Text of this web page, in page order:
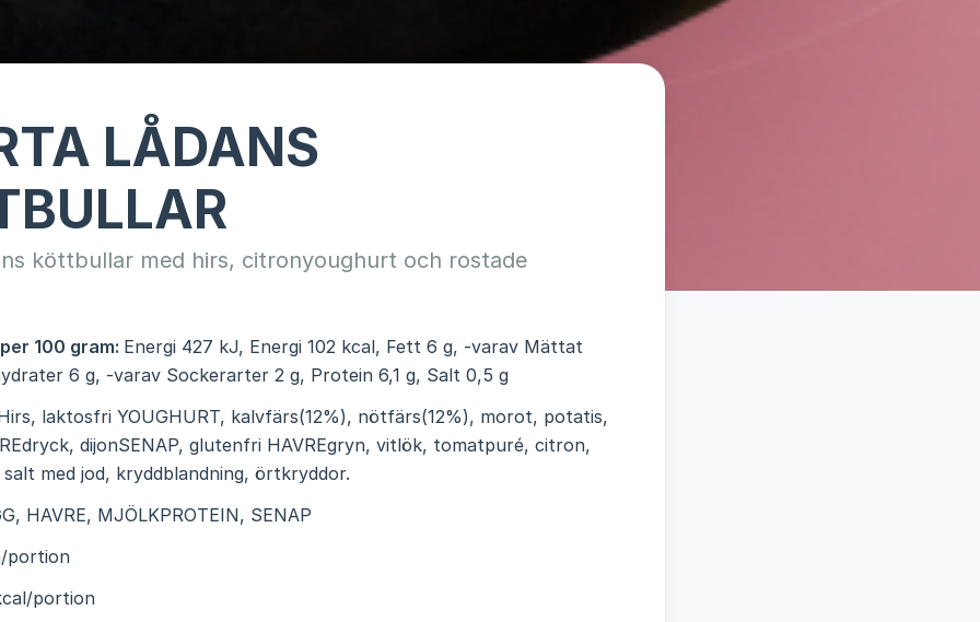
LÅDANS
köttbullar med hirs, citronyoughurt och rostade
100 gram: Energi 427 kJ, Energi 102 kcal, Fett 6 g, -varav Mättat
6 g, -varav Sockerarter 2 g, Protein 6,1 g, Salt 0,5 g
laktosfri YOUGHURT, kalvfärs(12%), nötfärs(12%), morot, potatis,
dijonSENAP, glutenfri HAVREgryn, vitlök, tomatpuré, citron,
med jod, kryddblandning, örtkryddor.
HAVRE, MJÖLKPROTEIN, SENAP
portion
portion